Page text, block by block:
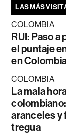
LAS MÁS
COLOMBIA
RUI: Paso
el puntaje
en
COLOMBIA
La mala
aranceles y
tregua